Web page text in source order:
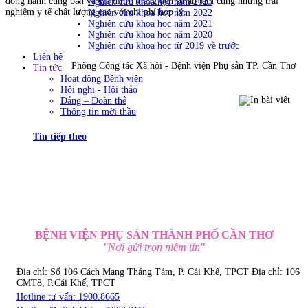
Nghiên cứu khoa học năm 2022
Nghiên cứu khoa học năm 2021
Nghiên cứu khoa học năm 2020
Nghiên cứu khoa học từ 2019 về trước
Liên hệ
Tin tức
Hoạt động Bệnh viện
Hội nghị - Hội thảo
Đảng – Đoàn thể
Thông tin mời thầu
nghiệm y tế chất lượng cao với chi phí hợp lý.
Phòng Công tác Xã hội - Bệnh viện Phụ sản TP. Cần Thơ
Tin tiếp theo
BỆNH VIỆN PHỤ SẢN THÀNH PHỐ CẦN THƠ
"Nơi gửi trọn niềm tin"
Địa chỉ: Số 106 Cách Mạng Tháng Tám, P. Cái Khế, TPCT Địa chỉ: 106
CMT8, P.Cái Khế, TPCT
Hotline tư vấn: 1900.8665